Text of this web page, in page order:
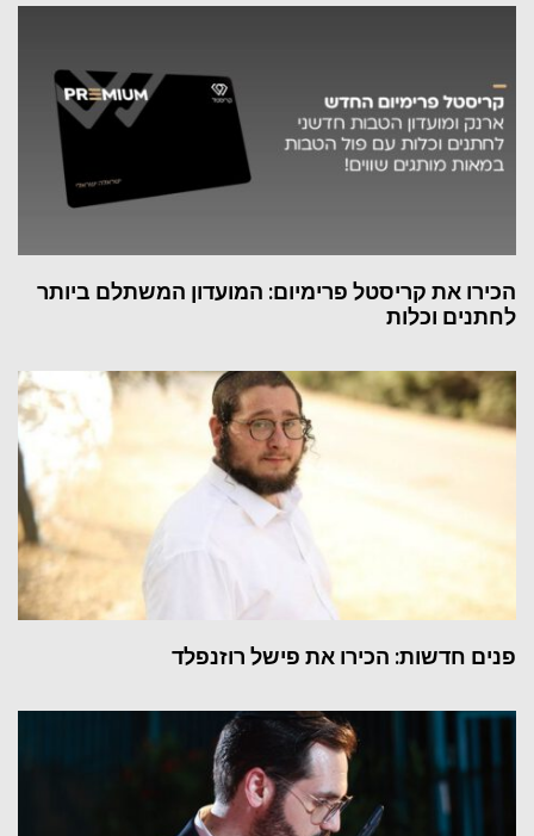
הכירו את קריסטל פרימיום: המועדון המשתלם ביותר
לחתנים וכלות
פנים חדשות: הכירו את פישל רוזנפלד